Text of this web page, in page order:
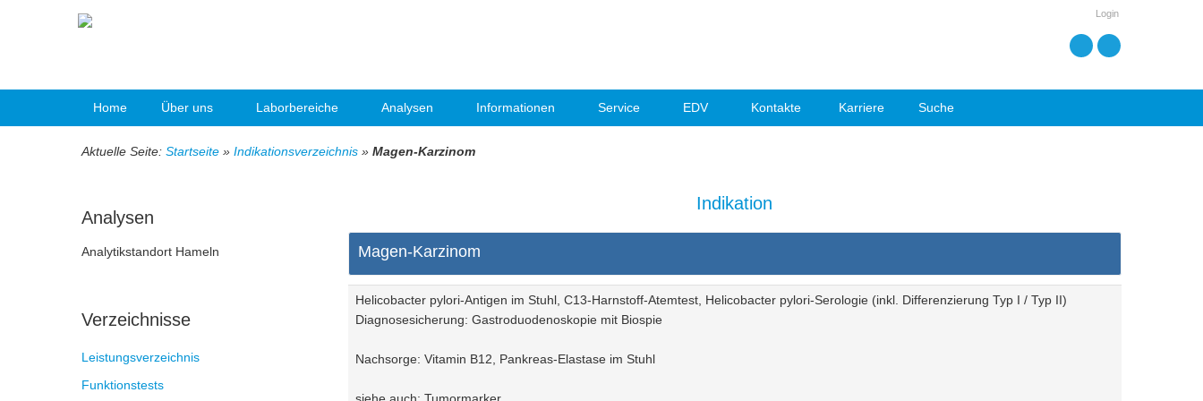
Login
Home Über uns Laborbereiche Analysen Informationen Service EDV Kontakte Karriere Suche
Aktuelle Seite: Startseite » Indikationsverzeichnis » Magen-Karzinom
Analysen
Analytikstandort Hameln
Verzeichnisse
Leistungsverzeichnis
Funktionstests
Indikation
Magen-Karzinom
Helicobacter pylori-Antigen im Stuhl, C13-Harnstoff-Atemtest, Helicobacter pylori-Serologie (inkl. Differenzierung Typ I / Typ II)
Diagnosesicherung: Gastroduodenoskopie mit Biospie
Nachsorge: Vitamin B12, Pankreas-Elastase im Stuhl